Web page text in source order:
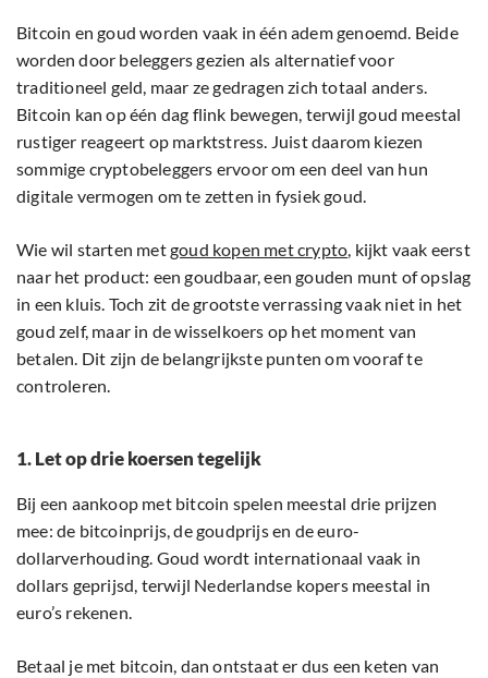
Bitcoin en goud worden vaak in één adem genoemd. Beide
worden door beleggers gezien als alternatief voor
traditioneel geld, maar ze gedragen zich totaal anders.
Bitcoin kan op één dag flink bewegen, terwijl goud meestal
rustiger reageert op marktstress. Juist daarom kiezen
sommige cryptobeleggers ervoor om een deel van hun
digitale vermogen om te zetten in fysiek goud.
Wie wil starten metgoud kopen met crypto, kijkt vaak eerst
naar het product: een goudbaar, een gouden munt of opslag
in een kluis. Toch zit de grootste verrassing vaak niet in het
goud zelf, maar in de wisselkoers op het moment van
betalen. Dit zijn de belangrijkste punten om vooraf te
controleren.
1. Let op drie koersen tegelijk
Bij een aankoop met bitcoin spelen meestal drie prijzen
mee: de bitcoinprijs, de goudprijs en de euro-
dollarverhouding. Goud wordt internationaal vaak in
dollars geprijsd, terwijl Nederlandse kopers meestal in
euro’s rekenen.
Betaal je met bitcoin, dan ontstaat er dus een keten van